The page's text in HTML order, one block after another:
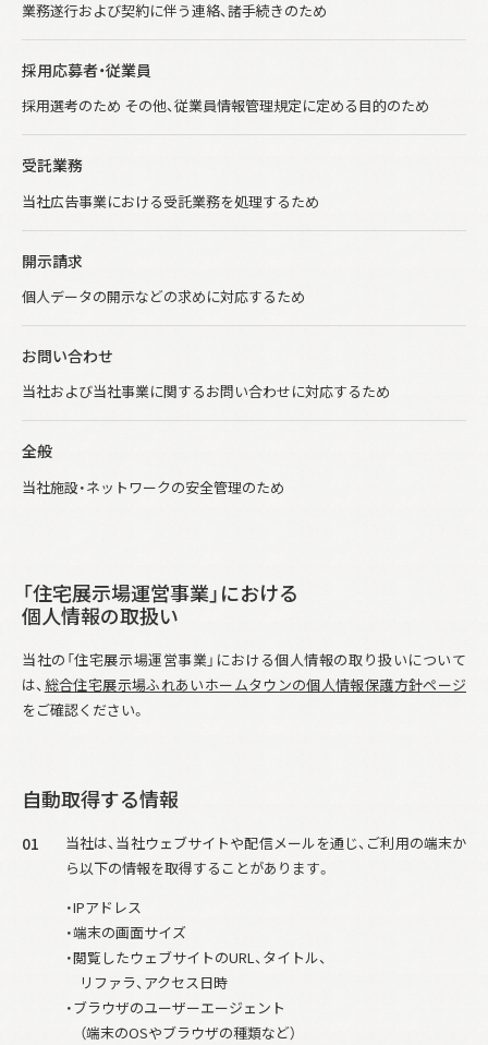
業務遂行および契約に伴う連絡、諸手続きのため
採用応募者・従業員
採用選考のため その他、従業員情報管理規定に定める目的のため
受託業務
当社広告事業における受託業務を処理するため
開示請求
個人データの開示などの求めに対応するため
お問い合わせ
当社および当社事業に関するお問い合わせに対応するため
全般
当社施設・ネットワークの安全管理のため
「住宅展示場運営事業」における
個人情報の取扱い
当社の「住宅展示場運営事業」における個人情報の取り扱いについて
は、 総合住宅展示場ふれあいホームタウンの個人情報保護方針ページ
をご確認ください。
自動取得する情報
01
当社は、当社ウェブサイトや配信メールを通じ、ご利用の端末か
ら以下の情報を取得することがあります。
・IPアドレス
・端末の画面サイズ
・閲覧したウェブサイトのURL、タイトル、
リファラ、アクセス日時
・ブラウザのユーザーエージェント
（端末のOSやブラウザの種類など）